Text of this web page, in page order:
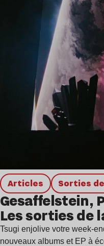
Articles Sorties
Gesaffelstein,
Les sorties de
Tsugi enjolive votre week-
nouveaux albums et EP à